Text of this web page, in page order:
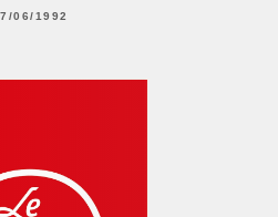
06/1992